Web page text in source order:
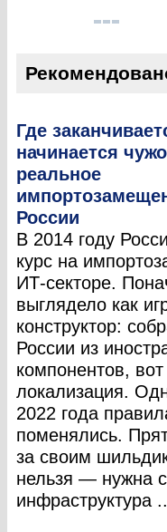
Где
начинается
реальное
России
В 2014 году
курс на
ИТ-секторе.
выглядело как
конструктор:
России из
компонентов,
локализация.
2022 года
поменялись.
за своим
нельзя — нужна
инфраструктура